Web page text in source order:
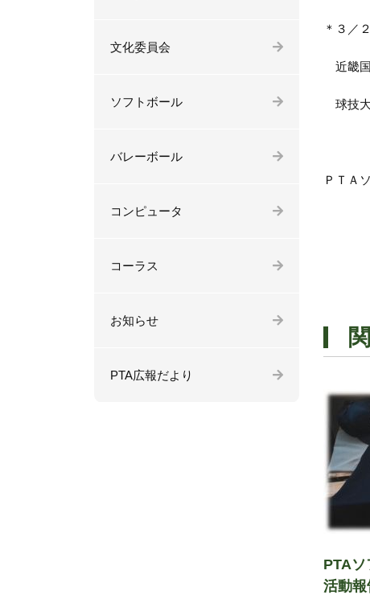
＊３／
近畿
球技大
ＰＴＡ
PTAソ
活動報
文化委員会
ソフトボール
バレーボール
コンピュータ
コーラス
お知らせ
PTA広報だより